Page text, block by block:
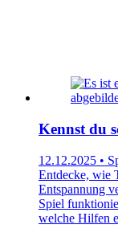
Kennst du
12.12.2025 •
Entdecke, wie
Entspannung
Spiel
welche Hilfen